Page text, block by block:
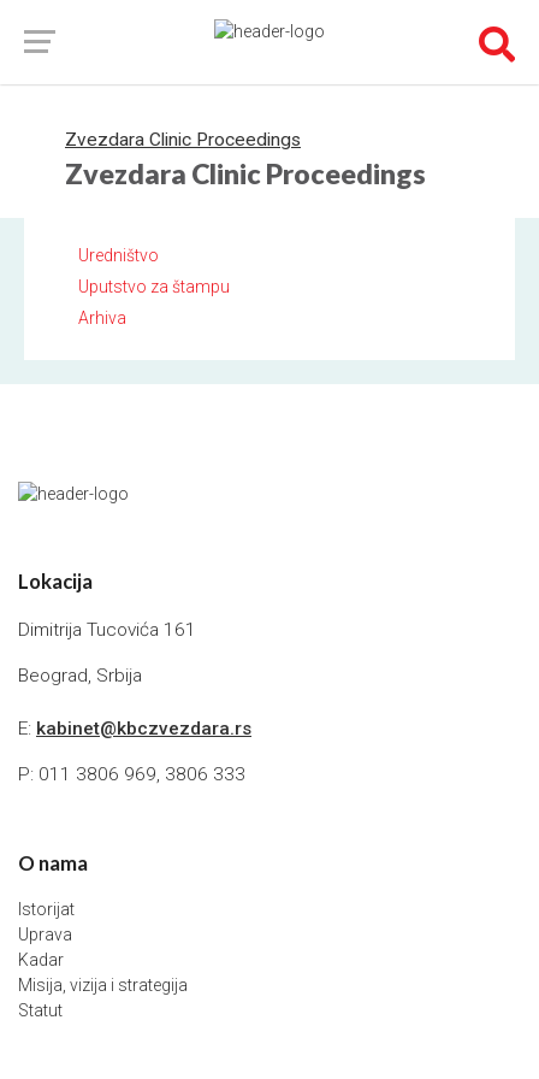
Zvezdara Clinic Proceedings
Zvezdara Clinic Proceedings
Uredništvo
Uputstvo za štampu
Arhiva
Lokacija
Dimitrija Tucovića 161
Beograd, Srbija
E: kabinet@kbczvezdara.rs
P: 011 3806 969, 3806 333
O nama
Istorijat
Uprava
Kadar
Misija, vizija i strategija
Statut